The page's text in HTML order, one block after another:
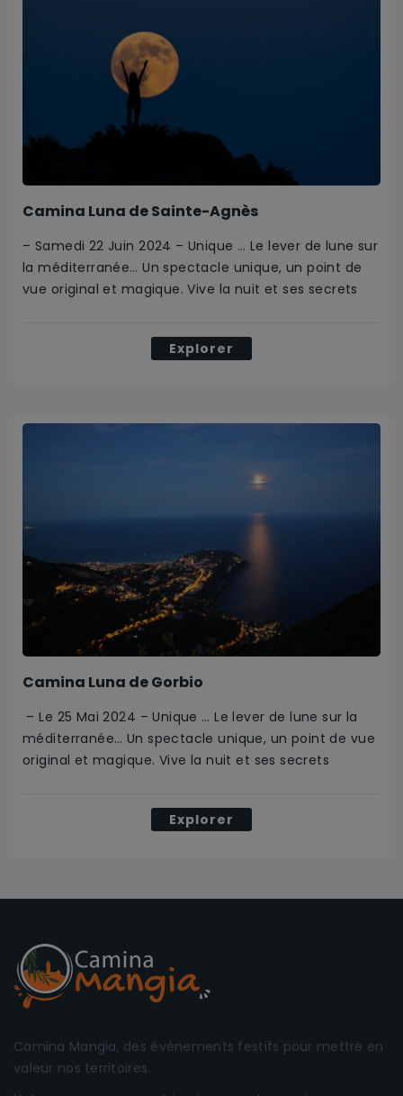
Camina Luna de Sainte-Agnès
– Samedi 22 Juin 2024 – Unique … Le lever de lune sur
la méditerranée… Un spectacle unique, un point de
vue original et magique. Vive la nuit et ses secrets
Explorer
Camina Luna de Gorbio
– Le 25 Mai 2024 – Unique … Le lever de lune sur la
méditerranée… Un spectacle unique, un point de vue
original et magique. Vive la nuit et ses secrets
Explorer
Camina Mangia, des évènements festifs pour mettre en
valeur nos territoires.